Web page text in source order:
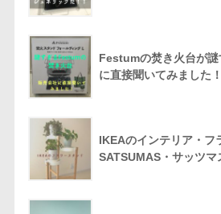
Festumの焚き火台が
に直接聞いてみました！
IKEAのインテリア・フ
SATSUMAS・サッツマ